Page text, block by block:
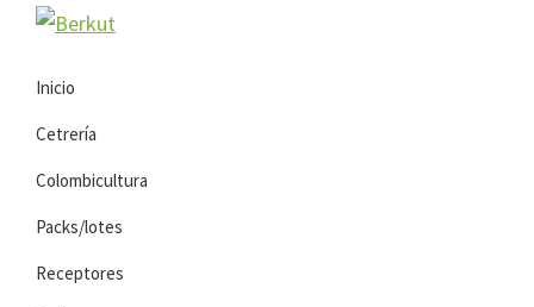
Saltar
navegación
Saltar
contenido
principal
Inicio
Cetrería
Colombicultura
Packs/lotes
Receptores